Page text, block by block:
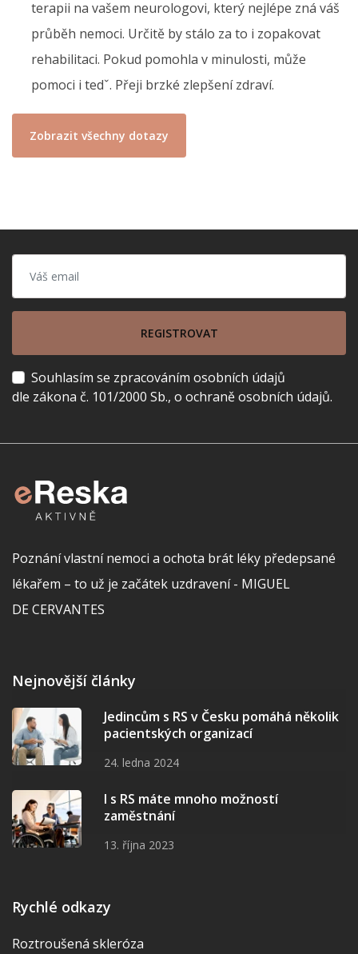
terapii na vašem neurologovi, který nejlépe zná váš
průběh nemoci. Určitě by stálo za to i zopakovat
rehabilitaci. Pokud pomohla v minulosti, může
pomoci i tedˇ. Přeji brzké zlepšení zdraví.
Zobrazit všechny dotazy
REGISTROVAT
Souhlasím se zpracováním osobních údajů
dle zákona č. 101/2000 Sb., o ochraně osobních údajů.
Poznání vlastní nemoci a ochota brát léky předepsané
lékařem – to už je začátek uzdravení - MIGUEL
DE CERVANTES
Nejnovější články
Jedincům s RS v Česku pomáhá několik
pacientských organizací
24. ledna 2024
I s RS máte mnoho možností
zaměstnání
13. října 2023
Rychlé odkazy
Roztroušená skleróza